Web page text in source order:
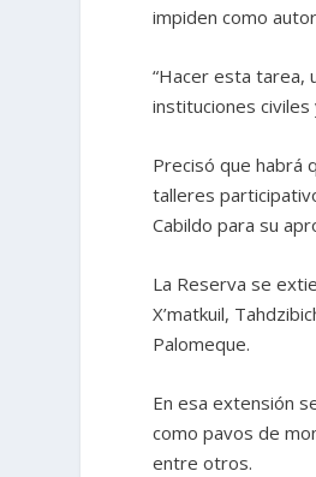
impiden como
“Hacer esta tarea,
instituciones civiles
Precisó que habrá
talleres
Cabildo para su
La Reserva se
X’matkuil,
Palomeque.
En esa extensión
como pavos de
entre otros.